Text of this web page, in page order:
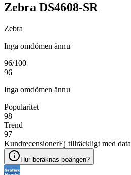
Zebra DS4608-SR
Zebra
Inga omdömen ännu
96/100
96
Inga omdömen ännu
Popularitet
98
Trend
97
KundrecensionerEj tillräckligt med data
Hur beräknas poängen?